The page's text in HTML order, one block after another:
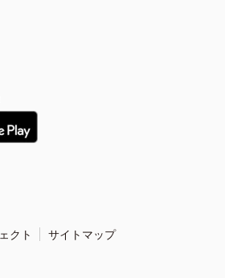
クト サイトマップ